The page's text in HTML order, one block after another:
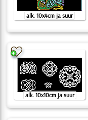
alk. 10x4cm ja suur
alk. 10x10cm ja suur